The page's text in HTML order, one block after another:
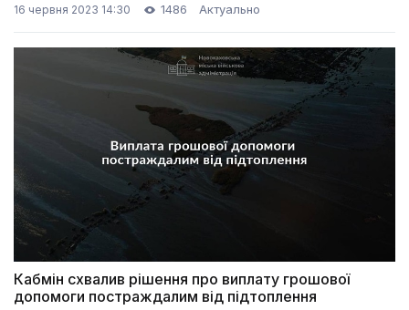
16 червня 2023 14:30 1486 Актуально
Кабмін схвалив рішення про виплату грошової
допомоги постраждалим від підтоплення